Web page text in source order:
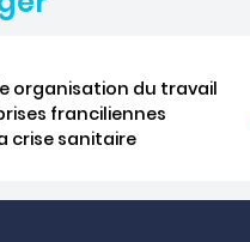
organisation du travail
franciliennes
crise sanitaire